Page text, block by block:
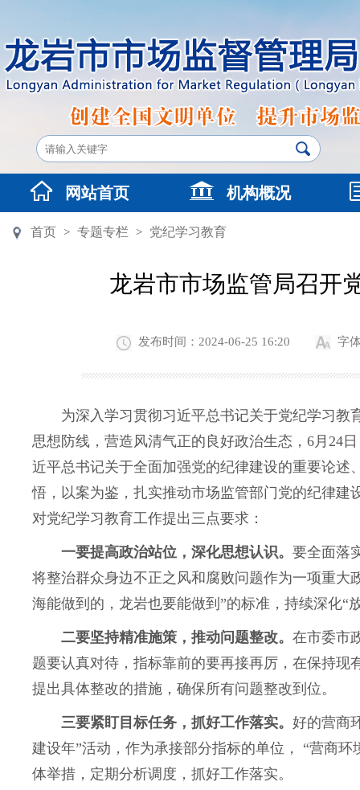
网站首页 机构概况
首页 > 专题专栏 > 党纪学习教育
龙岩市市场监管局召开
发布时间：2024-06-25 16:20 字
为深入学习贯彻习近平总书记关于党纪学习
思想防线，营造风清气正的良好政治生态， 6月24
近平总书记关于全面加强党的纪律建设的重要论述
悟，以案为鉴，扎实推动市场监管部门党的纪律
对党纪学习教育工作提出三点要求：
一要提高政治站位，深化思想认识。 要全面落
将整治群众身边不正之风和腐败问题作为一项重大
海能做到的，龙岩也要能做到”的标准，持续深化
二要坚持精准施策，推动问题整改。 在市委市
题要认真对待，指标靠前的要再接再厉，在保持
提出具体整改的措施，确保所有问题整改到位。
三要紧盯目标任务，抓好工作落实。 好的营商
建设年”活动，作为承接部分指标的单位， “营商环
体举措，定期分析调度，抓好工作落实。